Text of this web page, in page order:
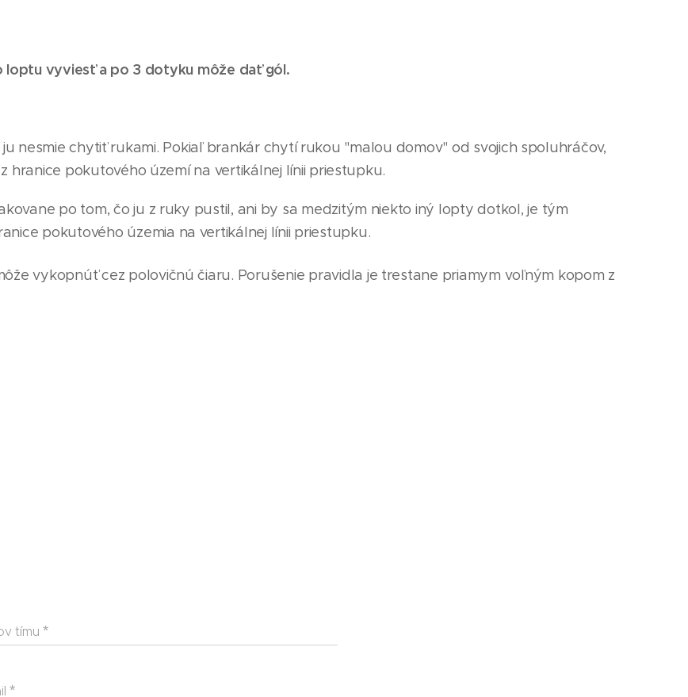
loptu vyviesť a po 3 dotyku môže dať gól.
nesmie chytiť rukami. Pokiaľ brankár chytí rukou "malou domov" od svojich spoluhráčov,
pokutového území na vertikálnej línii priestupku.
po tom, čo ju z ruky pustil, ani by sa medzitým niekto iný lopty dotkol, je tým
pokutového územia na vertikálnej línii priestupku.
vykopnúť cez polovičnú čiaru. Porušenie pravidla je trestane priamym voľným kopom z
tímu